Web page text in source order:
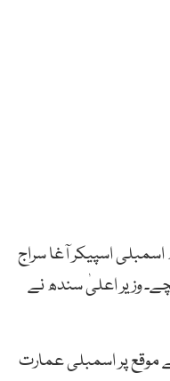
اسپیکر آغا سراج
وزیر اعلیٰ سندھ نے
موقع پر اسمبلی عمارت